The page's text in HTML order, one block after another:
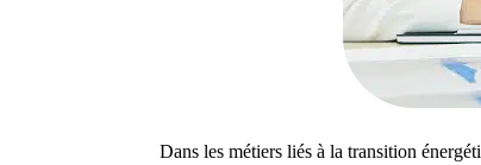
Dans les métiers liés à la transition